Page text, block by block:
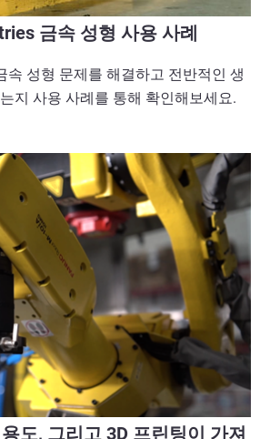
금속 성형 사용 사례
속 성형 문제를 해결하고 전반적인 생
지 사용 사례를 통해 확인해보세요.
도, 그리고 3D 프린팅이 가져